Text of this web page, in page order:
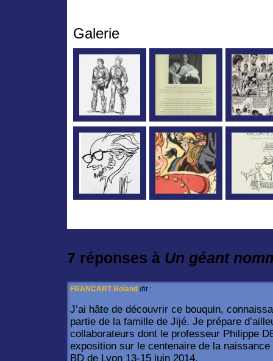
Galerie
7 réponses à Un géant
FRANCART Roland dit :
J’ai hâte de découvrir ce bouquin,
partie de la famille de Jijé. Je prépare
collaborateurs dont le professeur Philippe
exposition sur le centenaire de la
BD de Lyon 13-15 juin 2014.